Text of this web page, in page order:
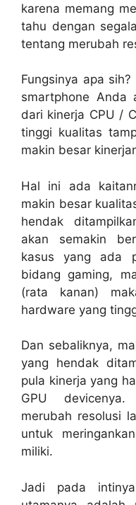
karena memang
tahu dengan
tentang merubah
Fungsinya apa
smartphone Anda
dari kinerja CPU /
tinggi kualitas
makin besar
Hal ini ada
makin besar
hendak
akan semakin
kasus yang ada
bidang gaming,
(rata kanan)
hardware yang
Dan sebaliknya,
yang hendak
pula kinerja yang
GPU
merubah resolusi
untuk
miliki.
Jadi pada